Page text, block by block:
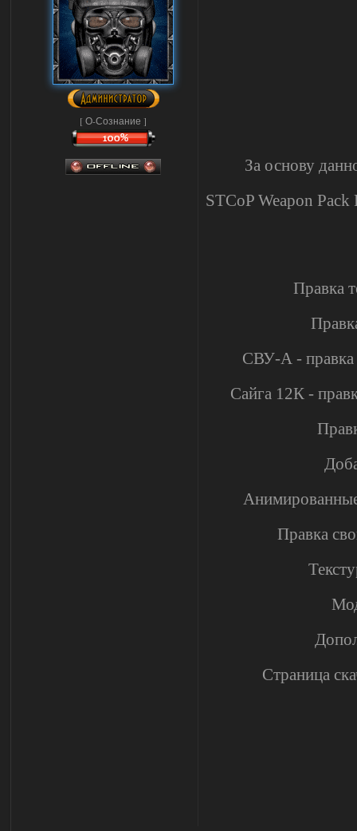
[ О-Сознание ]
За основу
STCoP Weapon
Правка
СВУ-А - правка
Сайга 12К -
Правка
Страница